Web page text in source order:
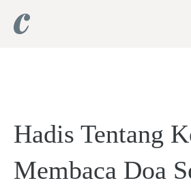
Hadis Tentang
Membaca Doa